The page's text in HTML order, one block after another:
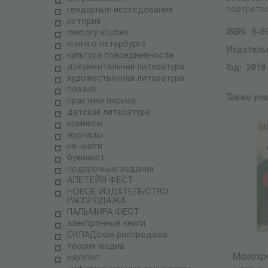
гендерные исследования
история
memory studies
книги о петербурге
культура повседневности
документальная литература
художественная литература
поэзия
практики письма
детская литература
комиксы
журналы
не-книги
букинист
подарочные издания
АЛЕТЕЙЯ ФЕСТ
НОВОЕ ИЗДАТЕЛЬСТВО
РАСПРОДАЖА
ПАЛЬМИРА ФЕСТ
электронные книги
СКЛАДская распродажа
теория медиа
научпоп
ISBN:
5-
Год:
2010
Также